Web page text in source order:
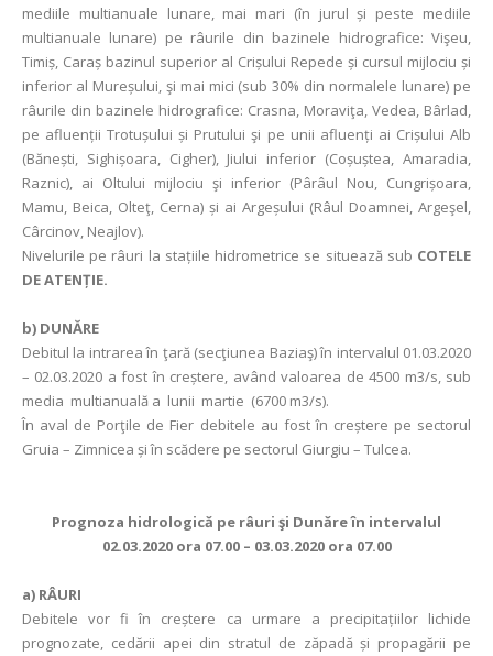
mediile multianuale lunare, mai mari (în jurul și peste mediile
multianuale lunare) pe râurile din bazinele hidrografice: Vişeu,
Timiș, Caraș bazinul superior al Crișului Repede și cursul mijlociu și
inferior al Mureșului, şi mai mici (sub 30% din normalele lunare) pe
râurile din bazinele hidrografice: Crasna, Moraviţa, Vedea, Bârlad,
pe afluenții Trotușului și Prutului şi pe unii afluenți ai Crișului Alb
(Bănești, Sighișoara, Cigher), Jiului inferior (Coșuștea, Amaradia,
Raznic), ai Oltului mijlociu şi inferior (Pârâul Nou, Cungrișoara,
Mamu, Beica, Olteţ, Cerna) și ai Argeșului (Râul Doamnei, Argeşel,
Cârcinov, Neajlov).
Nivelurile pe râuri la stațiile hidrometrice se situează sub COTELE
DE ATENȚIE.
b) DUNĂRE
Debitul la intrarea în ţară (secţiunea Baziaş) în intervalul 01.03.2020
– 02.03.2020 a fost în creștere, având valoarea de 4500 m3/s, sub
media multianuală a lunii martie (6700 m3/s).
În aval de Porţile de Fier debitele au fost în creștere pe sectorul
Gruia – Zimnicea și în scădere pe sectorul Giurgiu – Tulcea.
Prognoza hidrologică pe râuri şi Dunăre în intervalul
02.03.2020 ora 07.00 – 03.03.2020 ora 07.00
a) RÂURI
Debitele vor fi în creștere ca urmare a precipitațiilor lichide
prognozate, cedării apei din stratul de zăpadă și propagării pe